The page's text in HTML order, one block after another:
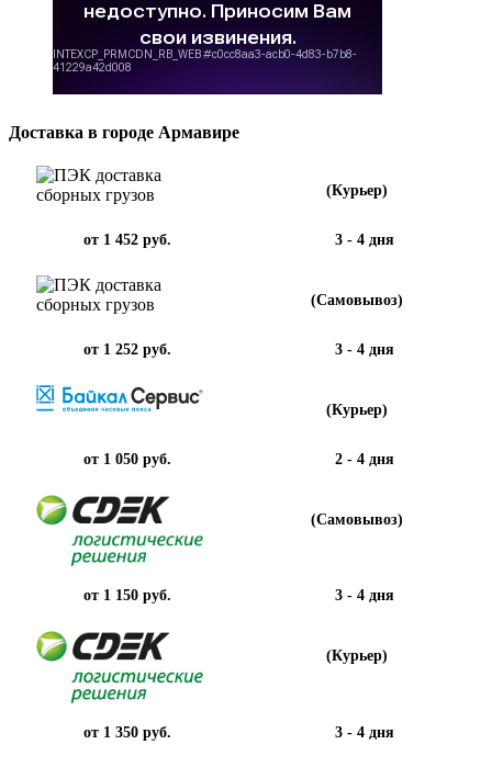
Доставка в городе Армавире
(Курьер)
от 1 452 руб. 3 - 4 дня
(Самовывоз)
от 1 252 руб. 3 - 4 дня
(Курьер)
от 1 050 руб. 2 - 4 дня
(Самовывоз)
от 1 150 руб. 3 - 4 дня
(Курьер)
от 1 350 руб. 3 - 4 дня